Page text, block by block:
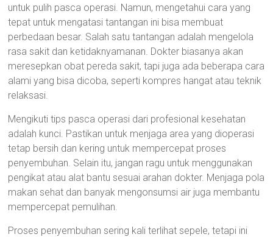
untuk pulih pasca operasi. Namun, mengetahui cara yang
tepat untuk mengatasi tantangan ini bisa membuat
perbedaan besar. Salah satu tantangan adalah mengelola
rasa sakit dan ketidaknyamanan. Dokter biasanya akan
meresepkan obat pereda sakit, tapi juga ada beberapa cara
alami yang bisa dicoba, seperti kompres hangat atau teknik
relaksasi.
Mengikuti tips pasca operasi dari profesional kesehatan
adalah kunci. Pastikan untuk menjaga area yang dioperasi
tetap bersih dan kering untuk mempercepat proses
penyembuhan. Selain itu, jangan ragu untuk menggunakan
pengikat atau alat bantu sesuai arahan dokter. Menjaga pola
makan sehat dan banyak mengonsumsi air juga membantu
mempercepat pemulihan.
Proses penyembuhan sering kali terlihat sepele, tetapi ini